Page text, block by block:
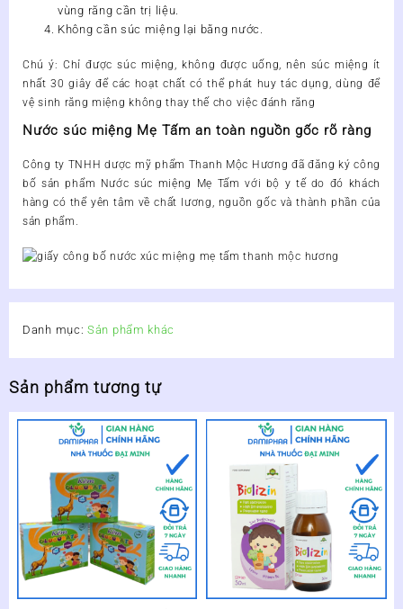
vùng răng cần trị liệu.
Không cần súc miệng lại bằng nước.
Chú ý: Chỉ được súc miệng, không được uống, nên súc miệng ít
nhất 30 giây để các hoạt chất có thể phát huy tác dụng, dùng để
vệ sinh răng miệng không thay thế cho việc đánh răng
Nước súc miệng Mẹ Tấm an toàn nguồn gốc rõ ràng
Công ty TNHH dược mỹ phẩm Thanh Mộc Hương đã đăng ký công
bố sản phẩm Nước súc miệng Mẹ Tấm với bộ y tế do đó khách
hàng có thể yên tâm về chất lương, nguồn gốc và thành phần của
sản phẩm.
Danh mục: Sản phẩm khác
Sản phẩm tương tự